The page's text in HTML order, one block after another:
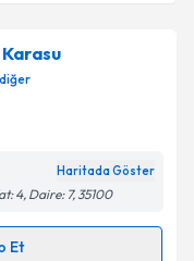
randevu takvimi
randevu almanız
ile
diğer
Haritada Göster
4, Daire: 7, 35100
Et